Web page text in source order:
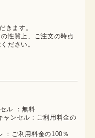
きます。
性質上、ご注文の時点
ださい。
ル ：無料
ャンセル：ご利用料金の
：ご利用料金の100％